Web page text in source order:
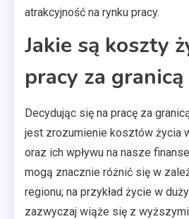
atrakcyjność na rynku pracy.
Jakie są koszty
pracy za granicą
Decydując się na pracę za
jest zrozumienie kosztów życia
oraz ich wpływu na nasze
mogą znacznie różnić się w
regionu; na przykład życie w
zazwyczaj wiąże się z